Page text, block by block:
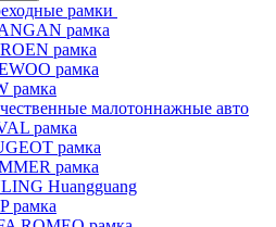
рамки
рамка
рамка
рамка
рамка
малотоннажные авто
рамка
рамка
рамка
Huangguang
рамка